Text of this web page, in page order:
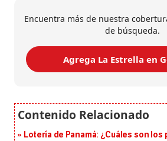
Encuentra más de nuestra
de búsqueda.
Agrega La Estrella en
Lotería de Panamá: ¿Cuáles son